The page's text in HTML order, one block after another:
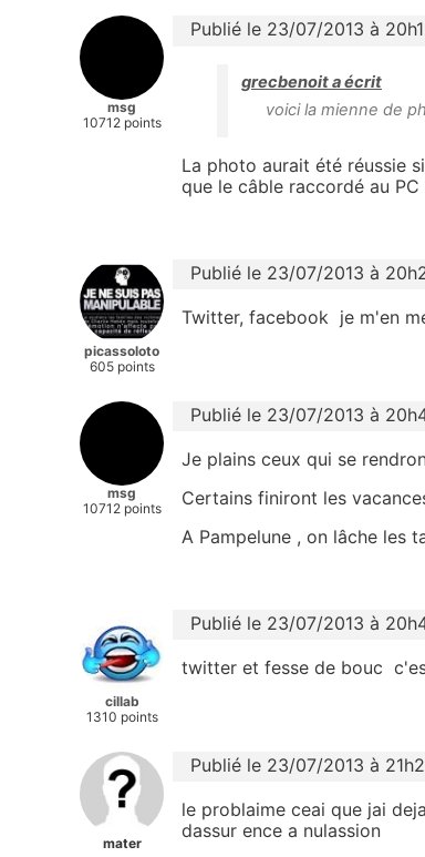
msg
10712 points
Publié le 23/07/2013 à
grecbenoit a écrit
voici la mienne de
La photo aurait été réussie
que le câble raccordé au
picassoloto
605 points
Publié le 23/07/2013 à
Twitter, facebook je m'en
msg
10712 points
Publié le 23/07/2013 à
Je plains ceux qui se
Certains finiront les
A Pampelune , on lâche les
cillab
1310 points
Publié le 23/07/2013 à
twitter et fesse de bouc
mater
Publié le 23/07/2013 à
le problaime ceai que jai
dassur ence a nulassion